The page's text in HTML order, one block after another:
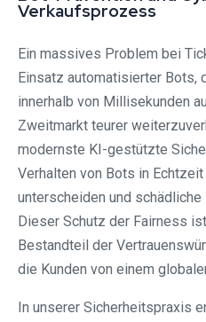
Verkaufsprozess
Ein massives Problem bei
Einsatz automatisierter Bots,
innerhalb von Millisekunden
Zweitmarkt teurer
modernste KI-gestützte
Verhalten von Bots in
unterscheiden und
Dieser Schutz der Fairness
Bestandteil der
die Kunden von einem
In unserer Sicherheitspraxis